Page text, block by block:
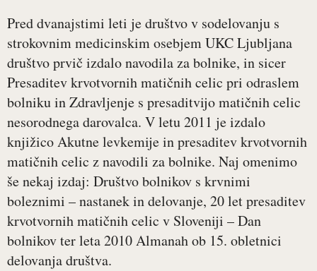
Pred dvanajstimi leti je društvo v sodelovanju s
strokovnim medicinskim osebjem UKC Ljubljana
društvo prvič izdalo navodila za bolnike, in sicer
Presaditev krvotvornih matičnih celic pri odraslem
bolniku in Zdravljenje s presaditvijo matičnih celic
nesorodnega darovalca. V letu 2011 je izdalo
knjižico Akutne levkemije in presaditev krvotvornih
matičnih celic z navodili za bolnike. Naj omenimo
še nekaj izdaj: Društvo bolnikov s krvnimi
boleznimi – nastanek in delovanje, 20 let presaditev
krvotvornih matičnih celic v Sloveniji – Dan
bolnikov ter leta 2010 Almanah ob 15. obletnici
delovanja društva.